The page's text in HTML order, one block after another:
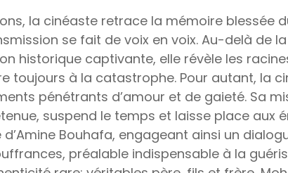
la cinéaste retrace la mémoire blessée
se fait de voix en voix. Au-delà de
historique captivante, elle révèle les
toujours à la catastrophe. Pour autant, la
pénétrants d’amour et de gaieté. Sa
suspend le temps et laisse place aux
Bouhafa, engageant ainsi un
préalable indispensable à la